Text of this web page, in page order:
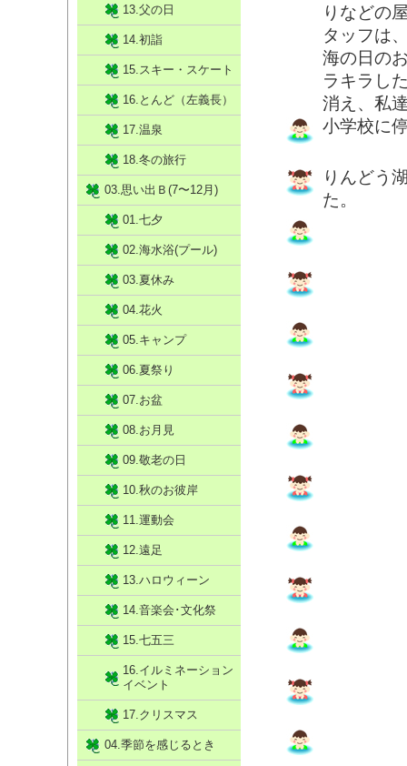
りなどの
タッフは
海の日の
ラキラし
消え、私
小学校に
りんどう
た。
13.父の日
14.初詣
15.スキー・スケート
16.とんど（左義長）
17.温泉
18.冬の旅行
03.思い出Ｂ(7〜12月)
01.七夕
02.海水浴(プール)
03.夏休み
04.花火
05.キャンプ
06.夏祭り
07.お盆
08.お月見
09.敬老の日
10.秋のお彼岸
11.運動会
12.遠足
13.ハロウィーン
14.音楽会･文化祭
15.七五三
16.イルミネーション
イベント
17.クリスマス
04.季節を感じるとき